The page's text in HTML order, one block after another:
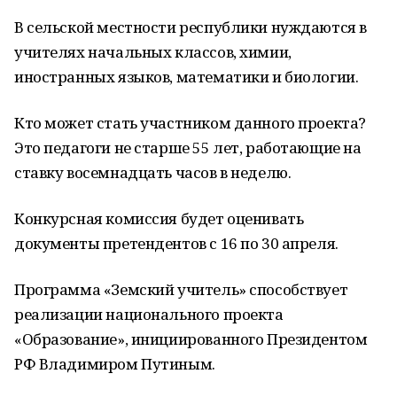
В сельской местности республики нуждаются в
учителях начальных классов, химии,
иностранных языков, математики и биологии.
Кто может стать участником данного проекта?
Это педагоги не старше 55 лет, работающие на
ставку восемнадцать часов в неделю.
Конкурсная комиссия будет оценивать
документы претендентов с 16 по 30 апреля.
Программа «Земский учитель» способствует
реализации национального проекта
«Образование», инициированного Президентом
РФ Владимиром Путиным.